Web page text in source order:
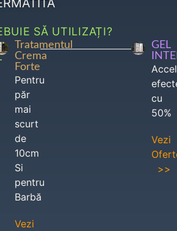
SĂ UTILIZAȚI?
Tratamentul
Crema
Forte
Pentru
păr
mai
scurt
de
10cm
Si
pentru
Barbă
Vezi
GEL
cu
50%
Vezi
>>